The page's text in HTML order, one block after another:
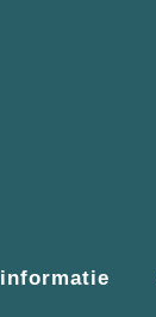
informatie